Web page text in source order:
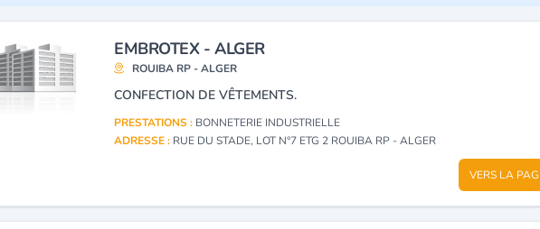
EMBROTEX - ALGER
ROUIBA RP - ALGER
CONFECTION DE VÊTEMENTS.
PRESTATIONS : BONNETERIE INDUSTRIELLE
ADRESSE : RUE DU STADE, LOT N°7 ETG 2 ROUIBA RP - ALGER
VERS LA